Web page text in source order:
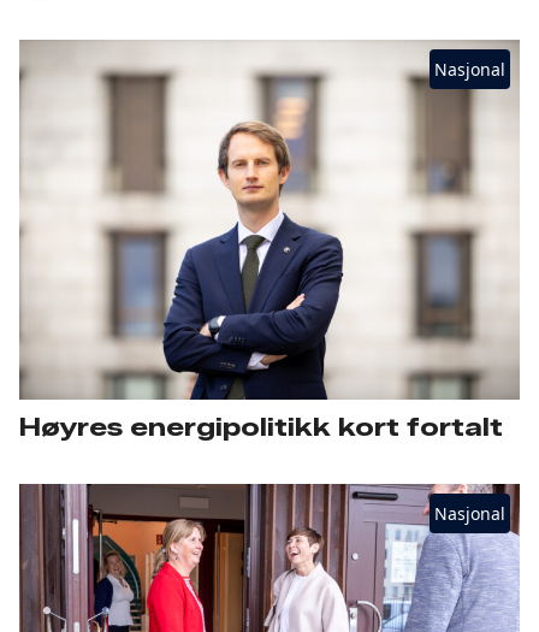
Nasjonal
Høyres energipolitikk kort fortalt
Nasjonal